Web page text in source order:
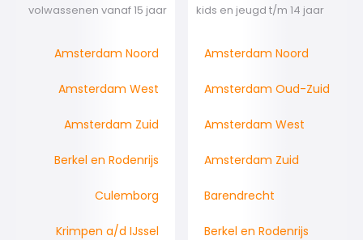
volwassenen vanaf 15 jaar
Amsterdam Noord
Amsterdam West
Amsterdam Zuid
Berkel en Rodenrijs
Culemborg
Krimpen a/d IJssel
kids en jeugd t/m 14 jaar
Amsterdam Noord
Amsterdam Oud-Zuid
Amsterdam West
Amsterdam Zuid
Barendrecht
Berkel en Rodenrijs